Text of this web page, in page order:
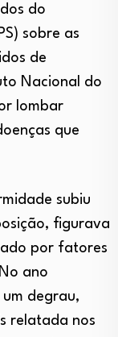
do
sobre as
de
Nacional do
lombar
que
subiu
figurava
por fatores
ano
degrau,
relatada nos